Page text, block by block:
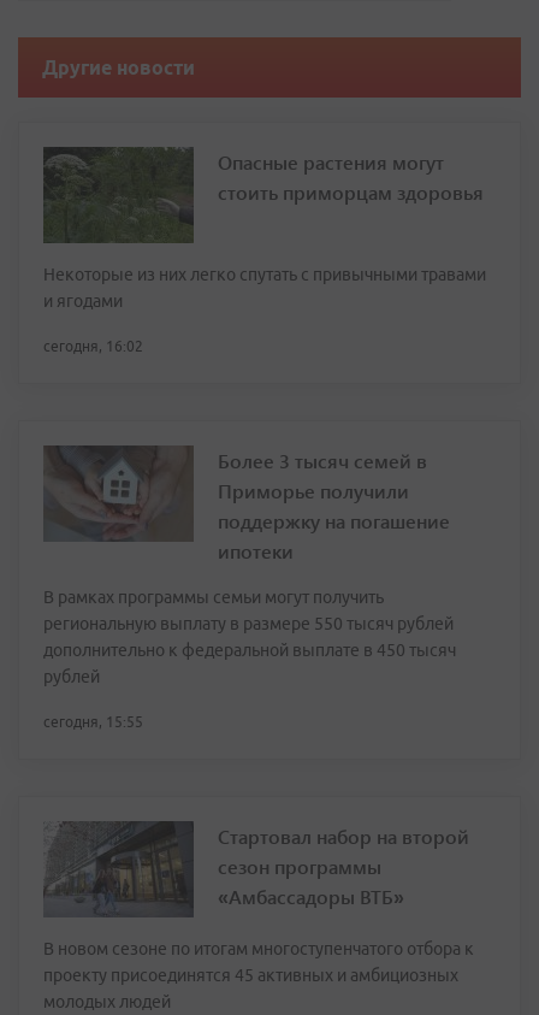
Другие новости
Опасные растения могут
стоить приморцам здоровья
Некоторые из них легко спутать с привычными травами
и ягодами
сегодня, 16:02
Более 3 тысяч семей в
Приморье получили
поддержку на погашение
ипотеки
В рамках программы семьи могут получить
региональную выплату в размере 550 тысяч рублей
дополнительно к федеральной выплате в 450 тысяч
рублей
сегодня, 15:55
Стартовал набор на второй
сезон программы
«Амбассадоры ВТБ»
В новом сезоне по итогам многоступенчатого отбора к
проекту присоединятся 45 активных и амбициозных
молодых людей